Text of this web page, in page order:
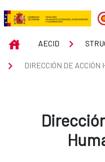
Skip to Main Content
Dirección de
INICIOAECID
DIRECCIÓN DE ACCIÓN